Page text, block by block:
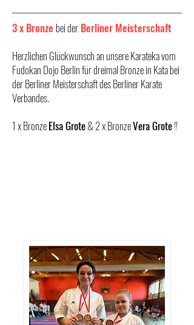
3 x Bronze bei der Berliner Meisterschaft
Herzlichen Glückwunsch an unsere Karateka vom
Fudokan Dojo Berlin für dreimal Bronze in Kata bei
der Berliner Meisterschaft des Berliner Karate
Verbandes.
1 x BronzeElsa Grote& 2 x BronzeVera Grote!!